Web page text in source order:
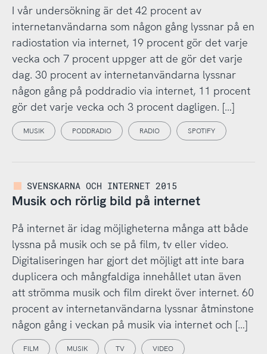
I vår undersökning är det 42 procent av
internetanvändarna som någon gång lyssnar på en
radiostation via internet, 19 procent gör det varje
vecka och 7 procent uppger att de gör det varje
dag. 30 procent av internetanvändarna lyssnar
någon gång på poddradio via internet, 11 procent
gör det varje vecka och 3 procent dagligen. […]
MUSIK PODDRADIO RADIO SPOTIFY
SVENSKARNA OCH INTERNET 2015
Musik och rörlig bild på internet
På internet är idag möjligheterna många att både
lyssna på musik och se på film, tv eller video.
Digitaliseringen har gjort det möjligt att inte bara
duplicera och mångfaldiga innehållet utan även
att strömma musik och film direkt över internet. 60
procent av internetanvändarna lyssnar åtminstone
någon gång i veckan på musik via internet och […]
FILM MUSIK TV VIDEO